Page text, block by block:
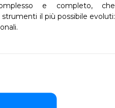
e completo, che
strumenti il più possibile evoluti: